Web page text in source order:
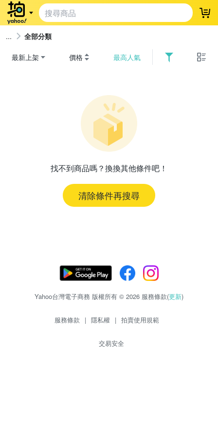
登
全部分類
最新上架 價格 最高人氣
找不到商品嗎？換換其他條件吧！
清除條件再搜尋
Yahoo台灣電子商務 版權所有 © 2026 服務條款(更新)
服務條款 | 隱私權 | 拍賣使用規範
交易安全